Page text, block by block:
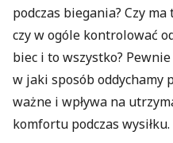
podczas biegania? Czy
czy w ogóle kontrolować
biec i to wszystko?
w jaki sposób oddychamy
ważne i wpływa na
komfortu podczas wysiłku.